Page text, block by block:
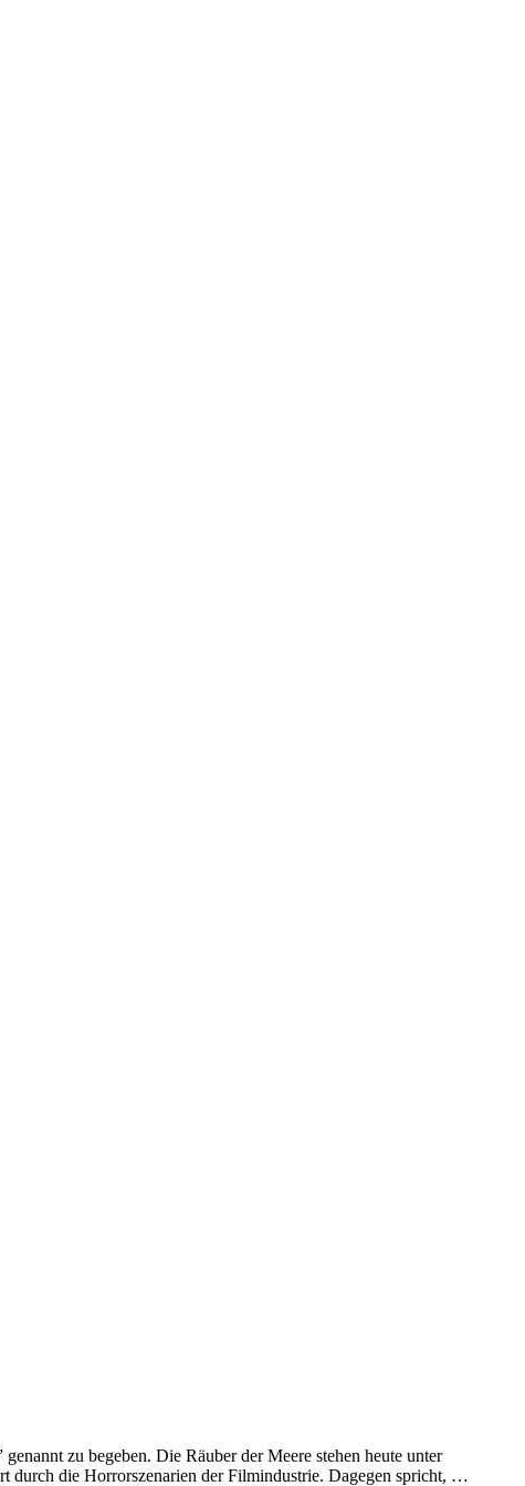
zu begeben. Die Räuber der Meere stehen heute unter
durch die Horrorszenarien der Filmindustrie. Dagegen spricht, …